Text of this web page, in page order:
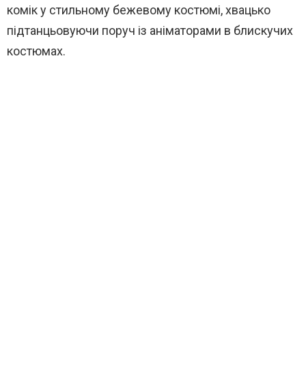
комік у стильному бежевому костюмі, хвацько
підтанцьовуючи поруч із аніматорами в блискучих
костюмах.